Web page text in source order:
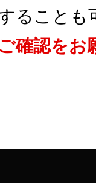
ることも
確認をお